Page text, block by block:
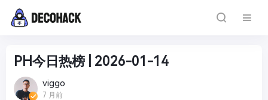
PH今日热榜 | 2026-01-14
viggo
7 月前